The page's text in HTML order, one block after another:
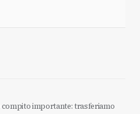
importante: trasferiamo